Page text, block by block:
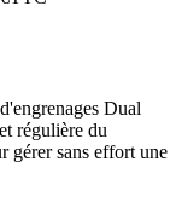
Dual
régulière du
gérer sans effort une